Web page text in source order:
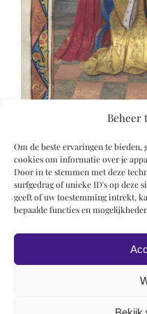
Beheer
Om de beste ervaringen te
cookies om informatie over je
Door in te stemmen met deze
surfgedrag of unieke ID's op deze
geeft of uw toestemming intrekt,
bepaalde functies en